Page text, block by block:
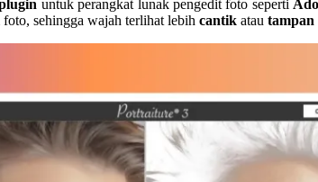
untuk perangkat lunak pengedit foto seperti
sehingga wajah terlihat lebih cantik atau tampan